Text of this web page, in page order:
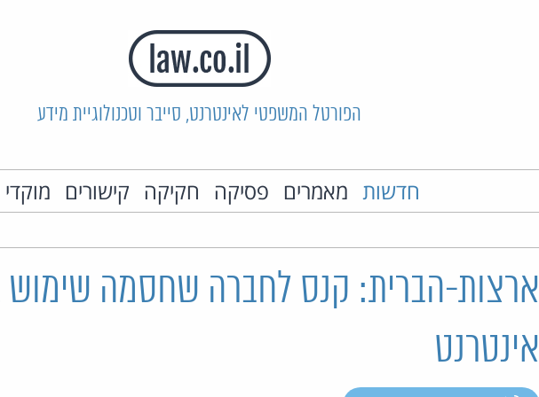
הפורטל המשפטי לאינטרנט, סייבר וטכנולוגיית מידע
חדשות מאמרים פסיקה חקיקה קישורים
ארצות-הברית: קנס לחברה שחסמה שימוש
אינטרנט